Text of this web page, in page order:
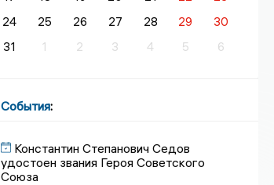
24
25 26 27 28 29
30
31
1 2 3 4 5 6
События:
Константин Степанович Седов
удостоен звания Героя Советского
Союза